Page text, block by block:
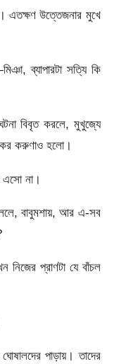
এতক্ষণ উত্তেজনার মুখে
ব্যাপারটা সত্যি কি
বিবৃত করলে, মুখুজ্যে
করুণাও হলো।
না।
বাবুমশায়, আর এ-সব
নিজের প্রাণটা যে বাঁচল
পাড়ায়। তাদের